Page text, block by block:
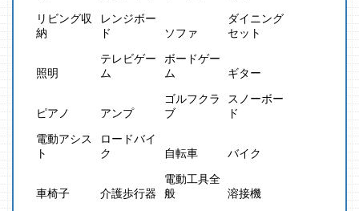
リビング収
納
レンジボー
ド
ソファ
ダイニング
セット
照明
テレビゲー
ム
ボードゲー
ム
ギター
ピアノ アンプ
ゴルフクラ
ブ
スノーボー
ド
電動アシス
ト
ロードバイ
ク
自転車 バイク
車椅子 介護歩行器
電動工具全
般
溶接機